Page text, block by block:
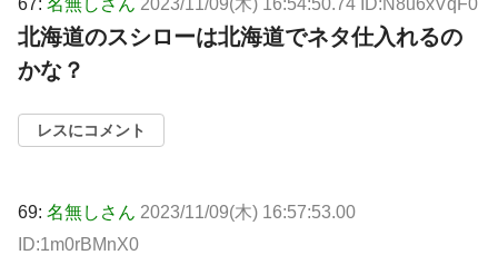
北海道のスシローは北海道でネタ仕入れるの
かな？
レスにコメント
69: 名無しさん 2023/11/09(木) 16:57:53.00
ID:1m0rBMnX0